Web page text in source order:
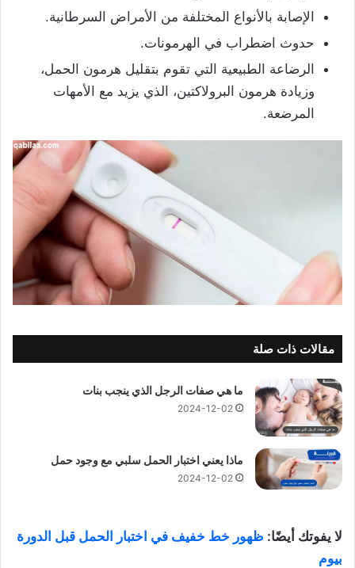
الإصابة بالأنواع المختلفة من الأمراض السرطانية.
حدوث اضطراب في الهرمونات.
الرضاعة الطبيعية التي تقوم بتقليل هرمون الحمل،
وزيادة هرمون البرولاكتين، الذي يزيد مع الأمهات
المرضعة.
مقالات ذات صلة
ما هي صفات الرجل الذي ينجب بنات
2024-12-02
ماذا يعني اختبار الحمل سلبي مع وجود حمل
2024-12-02
لا يفوتك أيضًا: ظهور خط خفيف في اختبار الحمل قبل الدورة
بيوم